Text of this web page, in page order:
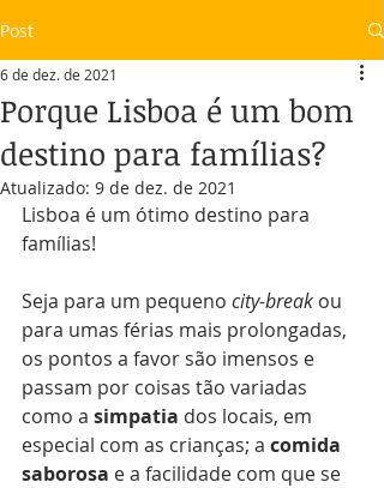
Post
Porque Lisboa é um bom
destino para famílias?
6 de dez. de 2021
Atualizado: 9 de dez. de 2021
Lisboa é um ótimo destino para
famílias!
Seja para um pequeno city-break ou
para umas férias mais prolongadas,
os pontos a favor são imensos e
passam por coisas tão variadas
como a simpatia dos locais, em
especial com as crianças; a comida
saborosa e a facilidade com que se